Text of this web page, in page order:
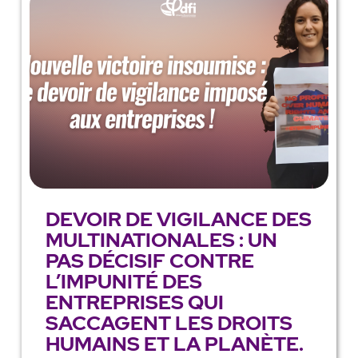
DEVOIR DE VIGILANCE DES
MULTINATIONALES : UN
PAS DÉCISIF CONTRE
L’IMPUNITÉ DES
ENTREPRISES QUI
SACCAGENT LES DROITS
HUMAINS ET LA PLANÈTE.